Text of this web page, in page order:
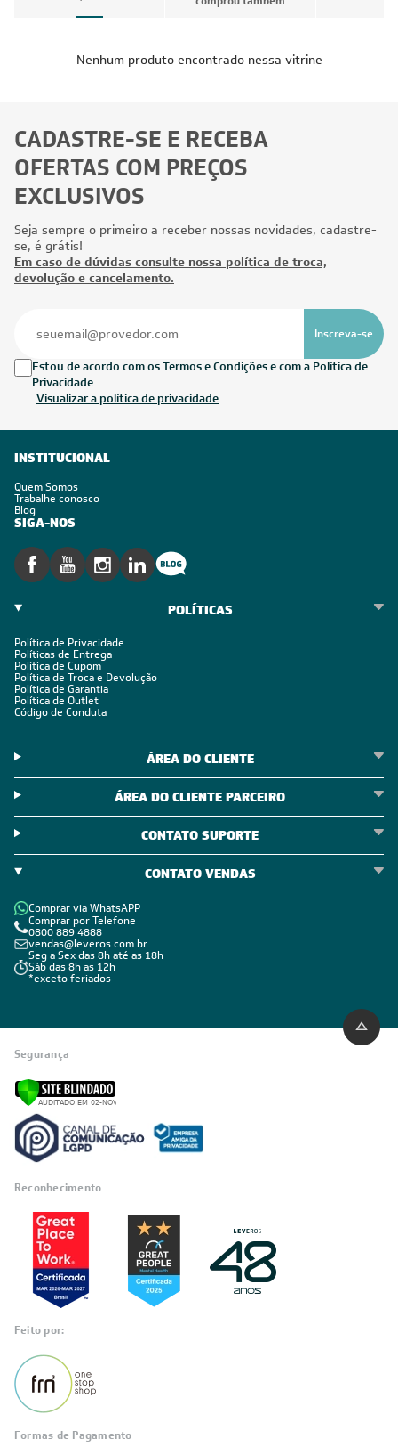
Nenhum produto encontrado nessa vitrine
CADASTRE-SE E RECEBA
OFERTAS COM PREÇOS
EXCLUSIVOS
Seja sempre o primeiro a receber nossas novidades, cadastre-
se, é grátis!
Em caso de dúvidas consulte nossa política de troca,
devolução e cancelamento.
Inscreva-se
Estou de acordo com os Termos e Condições e com a Política de
Privacidade
Visualizar a política de privacidade
INSTITUCIONAL
Quem Somos
Trabalhe conosco
Blog
SIGA-NOS
POLÍTICAS
Política de Privacidade
Políticas de Entrega
Política de Cupom
Política de Troca e Devolução
Política de Garantia
Política de Outlet
Código de Conduta
ÁREA DO CLIENTE
ÁREA DO CLIENTE PARCEIRO
CONTATO SUPORTE
CONTATO VENDAS
Comprar via WhatsAPP
Comprar por Telefone
0800 889 4888
vendas@leveros.com.br
Seg a Sex das 8h até as 18h
Sáb das 8h as 12h
*exceto feriados
Segurança
Reconhecimento
Feito por:
Formas de Pagamento